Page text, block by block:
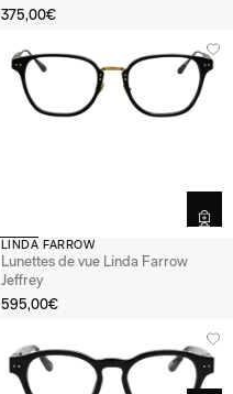
375,00€
LINDA FARROW
Lunettes de vue Linda Farrow
Jeffrey
595,00€